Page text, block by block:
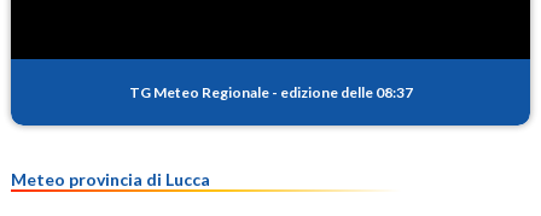
PM25
TG Meteo Regionale - edizione delle 08:37
Meteo provincia di Lucca